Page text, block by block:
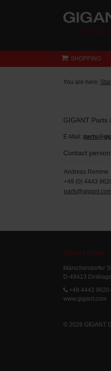
SHOPPING
You are here:
GIGANT Parts
E-Mail:
Contact
Andreas Remme
+49 (0) 4443
parts@gigant.com
GIGANT GmbH
Märschendorfer
D-49413 Dinklage
+49 4443
www.gigant.com
© 2026 GIGANT